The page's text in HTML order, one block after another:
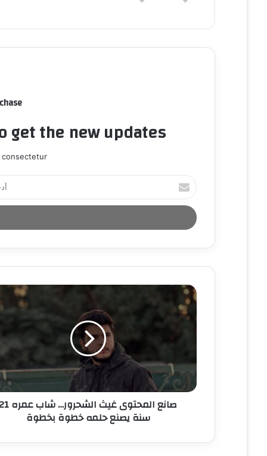
the new updates!
أ
د
خ
ل
د
ا
إ
و
صانع المحتوى غيث
سنة يصنع حلمه خطوة بخطوة